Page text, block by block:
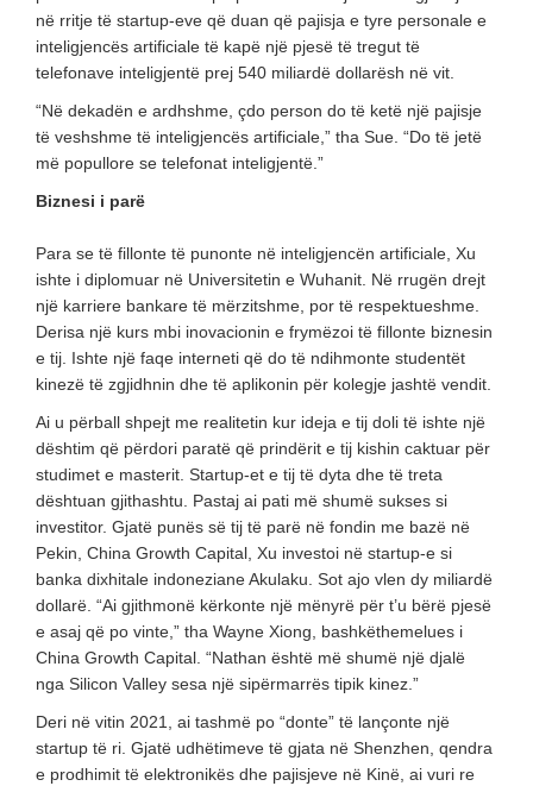
në rritje të startup-eve që duan që pajisja e tyre personale e
inteligjencës artificiale të kapë një pjesë të tregut të
telefonave inteligjentë prej 540 miliardë dollarësh në vit.
“Në dekadën e ardhshme, çdo person do të ketë një pajisje
të veshshme të inteligjencës artificiale,” tha Sue. “Do të jetë
më popullore se telefonat inteligjentë.”
Biznesi i parë
Para se të fillonte të punonte në inteligjencën artificiale, Xu
ishte i diplomuar në Universitetin e Wuhanit. Në rrugën drejt
një karriere bankare të mërzitshme, por të respektueshme.
Derisa një kurs mbi inovacionin e frymëzoi të fillonte biznesin
e tij. Ishte një faqe interneti që do të ndihmonte studentët
kinezë të zgjidhnin dhe të aplikonin për kolegje jashtë vendit.
Ai u përball shpejt me realitetin kur ideja e tij doli të ishte një
dështim që përdori paratë që prindërit e tij kishin caktuar për
studimet e masterit. Startup-et e tij të dyta dhe të treta
dështuan gjithashtu. Pastaj ai pati më shumë sukses si
investitor. Gjatë punës së tij të parë në fondin me bazë në
Pekin, China Growth Capital, Xu investoi në startup-e si
banka dixhitale indoneziane Akulaku. Sot ajo vlen dy miliardë
dollarë. “Ai gjithmonë kërkonte një mënyrë për t’u bërë pjesë
e asaj që po vinte,” tha Wayne Xiong, bashkëthemelues i
China Growth Capital. “Nathan është më shumë një djalë
nga Silicon Valley sesa një sipërmarrës tipik kinez.”
Deri në vitin 2021, ai tashmë po “donte” të lançonte një
startup të ri. Gjatë udhëtimeve të gjata në Shenzhen, qendra
e prodhimit të elektronikës dhe pajisjeve në Kinë, ai vuri re